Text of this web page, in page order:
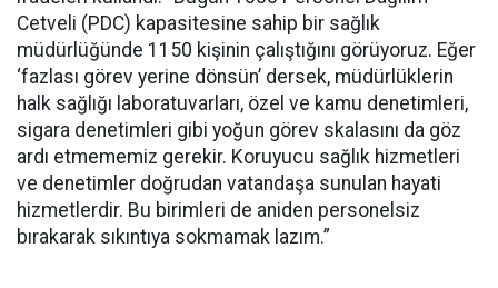
Cetveli (PDC) kapasitesine sahip bir sağlık
müdürlüğünde 1150 kişinin çalıştığını görüyoruz. Eğer
‘fazlası görev yerine dönsün’ dersek, müdürlüklerin
halk sağlığı laboratuvarları, özel ve kamu denetimleri,
sigara denetimleri gibi yoğun görev skalasını da göz
ardı etmememiz gerekir. Koruyucu sağlık hizmetleri
ve denetimler doğrudan vatandaşa sunulan hayati
hizmetlerdir. Bu birimleri de aniden personelsiz
bırakarak sıkıntıya sokmamak lazım.”